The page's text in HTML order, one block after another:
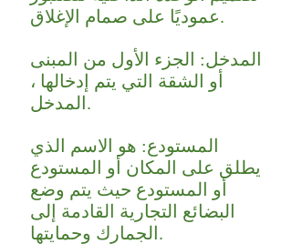
عموديًا على صمام الإغلاق.
المدخل: الجزء الأول من المبنى
أو الشقة التي يتم إدخالها ،
المدخل.
المستودع: هو الاسم الذي
يطلق على المكان أو المستودع
أو المستودع حيث يتم وضع
البضائع التجارية القادمة إلى
الجمارك وحمايتها.